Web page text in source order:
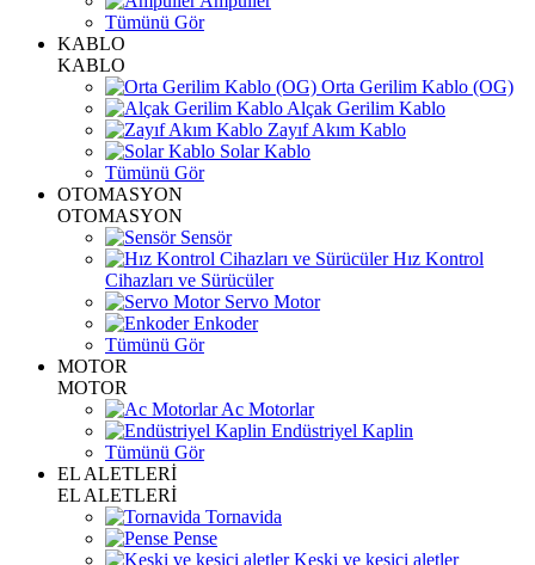
Tümünü Gör
KABLO
KABLO
Orta Gerilim Kablo (OG)
Alçak Gerilim Kablo
Zayıf Akım Kablo
Solar Kablo
Tümünü Gör
OTOMASYON
OTOMASYON
Sensör
Hız Kontrol
Cihazları ve Sürücüler
Servo Motor
Enkoder
Tümünü Gör
MOTOR
MOTOR
Ac Motorlar
Endüstriyel Kaplin
Tümünü Gör
EL ALETLERİ
EL ALETLERİ
Tornavida
Pense
Keski ve kesici aletler